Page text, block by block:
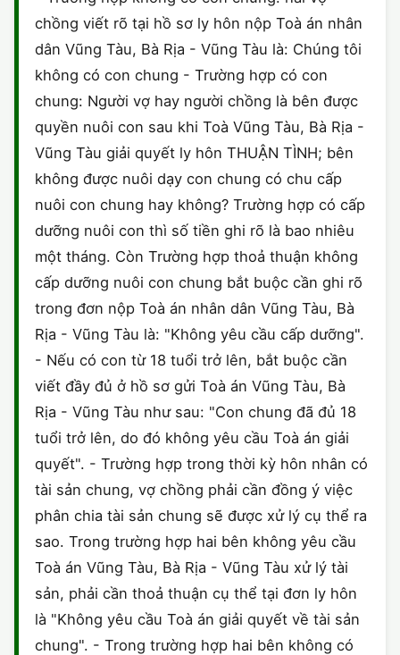
HÔN NHÂN VÀ GIA ĐÌNH
LAO ĐỘNG
SỞ HỮU TRÍ TUỆ
THUẾ - BẢO HIỂM
GIẤY PHÉP CON
HÀNH CHÍNH
HÌNH SỰ
HÔN NHÂN - GIA ĐÌNH
LAO ĐỘNG
SỞ HỮU TRÍ TUỆ
THỪA KẾ - DI CHÚC
THUẾ VÀ KẾ TOÁN
ĐĂNG KÝ XE
HÀNH CHÍNH
DOANH NGHIỆP
HỘ KINH DOANH
SỞ HỮU TRÍ TUỆ
TRÍCH LỤC HỘ TỊCH
CÔNG BỐ SẢN PHẨM
GIẤY PHÉP LAO ĐỘNG
CHỨNG NHẬN HACCP
ĐẤT ĐAI
HÌNH SỰ
HỢP ĐỒNG
TỐ TỤNG
KHÁC
chồng viết rõ tại hồ sơ ly hôn nộp Toà án nhân
dân Vũng Tàu, Bà Rịa - Vũng Tàu là: Chúng tôi
không có con chung - Trường hợp có con
chung: Người vợ hay người chồng là bên được
quyền nuôi con sau khi Toà Vũng Tàu, Bà Rịa -
Vũng Tàu giải quyết ly hôn THUẬN TÌNH; bên
không được nuôi dạy con chung có chu cấp
nuôi con chung hay không? Trường hợp có cấp
dưỡng nuôi con thì số tiền ghi rõ là bao nhiêu
một tháng. Còn Trường hợp thoả thuận không
cấp dưỡng nuôi con chung bắt buộc cần ghi rõ
trong đơn nộp Toà án nhân dân Vũng Tàu, Bà
Rịa - Vũng Tàu là: "Không yêu cầu cấp dưỡng".
- Nếu có con từ 18 tuổi trở lên, bắt buộc cần
viết đầy đủ ở hồ sơ gửi Toà án Vũng Tàu, Bà
Rịa - Vũng Tàu như sau: "Con chung đã đủ 18
tuổi trở lên, do đó không yêu cầu Toà án giải
quyết". - Trường hợp trong thời kỳ hôn nhân có
tài sản chung, vợ chồng phải cần đồng ý việc
phân chia tài sản chung sẽ được xử lý cụ thể ra
sao. Trong trường hợp hai bên không yêu cầu
Toà án Vũng Tàu, Bà Rịa - Vũng Tàu xử lý tài
sản, phải cần thoả thuận cụ thể tại đơn ly hôn
là "Không yêu cầu Toà án giải quyết về tài sản
chung". - Trong trường hợp hai bên không có